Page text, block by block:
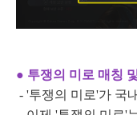
● 투쟁의 미로 매칭
- '투쟁의 미로'가 국